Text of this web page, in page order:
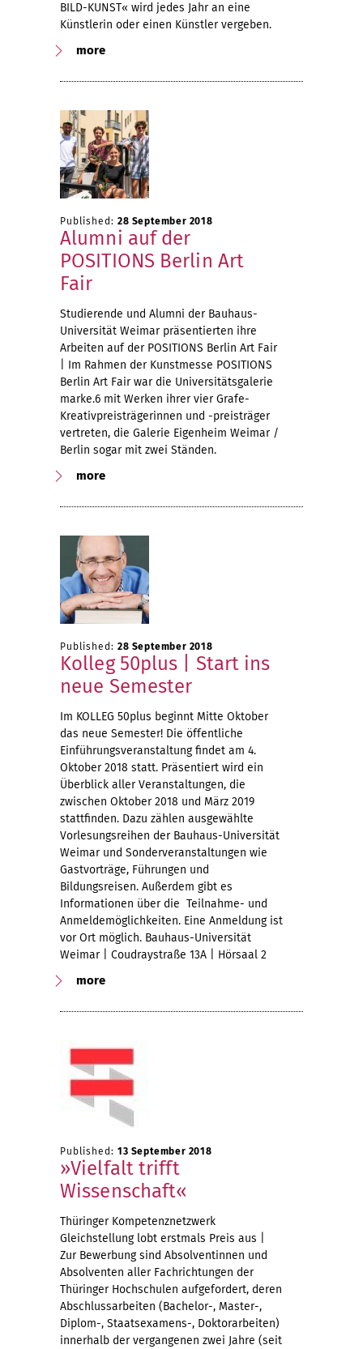
BILD-KUNST« wird jedes Jahr an eine
Künstlerin oder einen Künstler vergeben.
more
Published: 28 September 2018
Alumni auf der
POSITIONS Berlin Art
Fair
Studierende und Alumni der Bauhaus-
Universität Weimar präsentierten ihre
Arbeiten auf der POSITIONS Berlin Art Fair
| Im Rahmen der Kunstmesse POSITIONS
Berlin Art Fair war die Universitätsgalerie
marke.6 mit Werken ihrer vier Grafe-
Kreativpreisträgerinnen und -preisträger
vertreten, die Galerie Eigenheim Weimar /
Berlin sogar mit zwei Ständen.
more
Published: 28 September 2018
Kolleg 50plus | Start ins
neue Semester
Im KOLLEG 50plus beginnt Mitte Oktober
das neue Semester! Die öffentliche
Einführungsveranstaltung findet am 4.
Oktober 2018 statt. Präsentiert wird ein
Überblick aller Veranstaltungen, die
zwischen Oktober 2018 und März 2019
stattfinden. Dazu zählen ausgewählte
Vorlesungsreihen der Bauhaus-Universität
Weimar und Sonderveranstaltungen wie
Gastvorträge, Führungen und
Bildungsreisen. Außerdem gibt es
Informationen über die Teilnahme- und
Anmeldemöglichkeiten. Eine Anmeldung ist
vor Ort möglich. Bauhaus-Universität
Weimar | Coudraystraße 13A | Hörsaal 2
more
Published: 13 September 2018
»Vielfalt trifft
Wissenschaft«
Thüringer Kompetenznetzwerk
Gleichstellung lobt erstmals Preis aus |
Zur Bewerbung sind Absolventinnen und
Absolventen aller Fachrichtungen der
Thüringer Hochschulen aufgefordert, deren
Abschlussarbeiten (Bachelor-, Master-,
Diplom-, Staatsexamens-, Doktorarbeiten)
innerhalb der vergangenen zwei Jahre (seit